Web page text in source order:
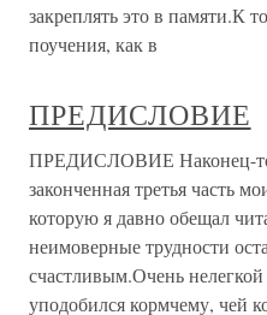
закреплять это в памяти.К
поучения, как в
ПРЕДИСЛОВИЕ
ПРЕДИСЛОВИЕ Наконец-
законченная третья часть
которую я давно обещал
неимоверные трудности
счастливым.Очень
уподобился кормчему, чей